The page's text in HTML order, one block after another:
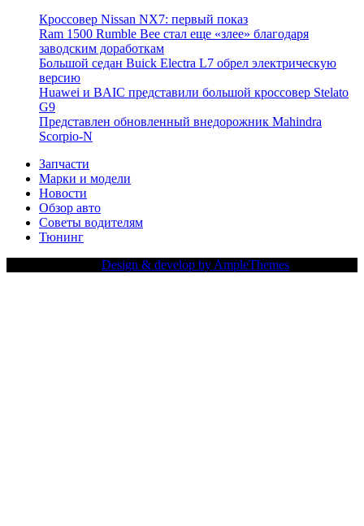
Кроссовер Nissan NX7: первый показ
Ram 1500 Rumble Bee стал еще «злее» благодаря
заводским доработкам
Большой седан Buick Electra L7 обрел электрическую
версию
Huawei и BAIC представили большой кроссовер Stelato
G9
Представлен обновленный внедорожник Mahindra
Scorpio-N
Запчасти
Марки и модели
Новости
Обзор авто
Советы водителям
Тюнинг
Design & develop by AmpleThemes